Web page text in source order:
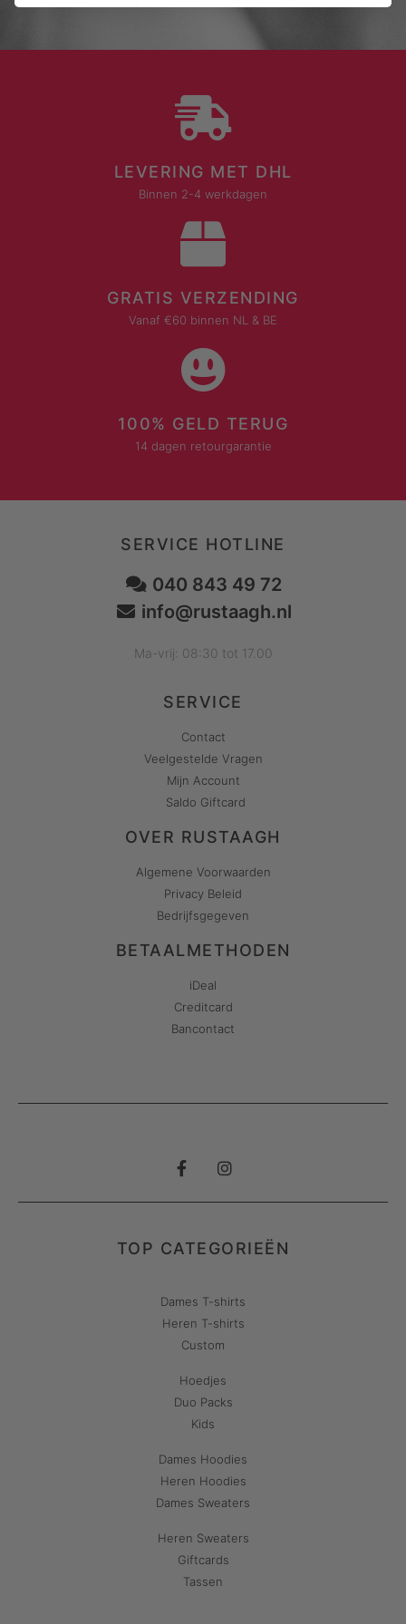
LEVERING MET DHL
Binnen 2-4 werkdagen
GRATIS VERZENDING
Vanaf €60 binnen NL & BE
100% GELD TERUG
14 dagen retourgarantie
SERVICE HOTLINE
040 843 49 72
info@rustaagh.nl
Ma-vrij: 08:30 tot 17.00
SERVICE
Contact
Veelgestelde Vragen
Mijn Account
Saldo Giftcard
OVER RUSTAAGH
Algemene Voorwaarden
Privacy Beleid
Bedrijfsgegeven
BETAALMETHODEN
iDeal
Creditcard
Bancontact
TOP CATEGORIEËN
Dames T-shirts
Heren T-shirts
Custom
Hoedjes
Duo Packs
Kids
Dames Hoodies
Heren Hoodies
Dames Sweaters
Heren Sweaters
Giftcards
Tassen